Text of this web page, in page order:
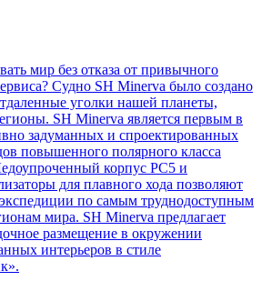
мир без отказа от привычного
Судно SH Minerva было создано
уголки нашей планеты,
SH Minerva является первым в
задуманных и спроектированных
повышенного полярного класса
корпус PC5 и
для плавного хода позволяют
по самым труднодоступным
мира. SH Minerva предлагает
размещение в окружении
интерьеров в стиле